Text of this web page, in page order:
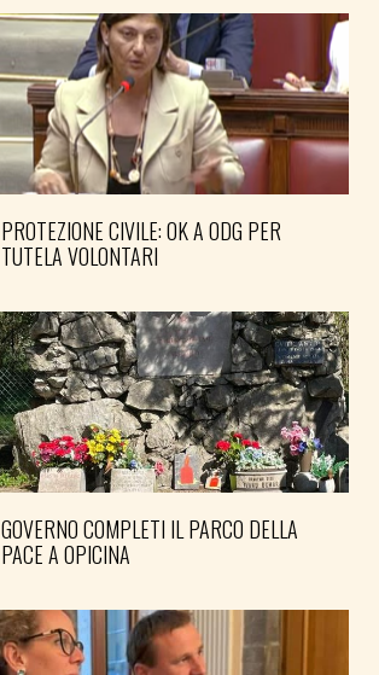
PROTEZIONE CIVILE: OK A ODG PER
TUTELA VOLONTARI
GOVERNO COMPLETI IL PARCO DELLA
PACE A OPICINA